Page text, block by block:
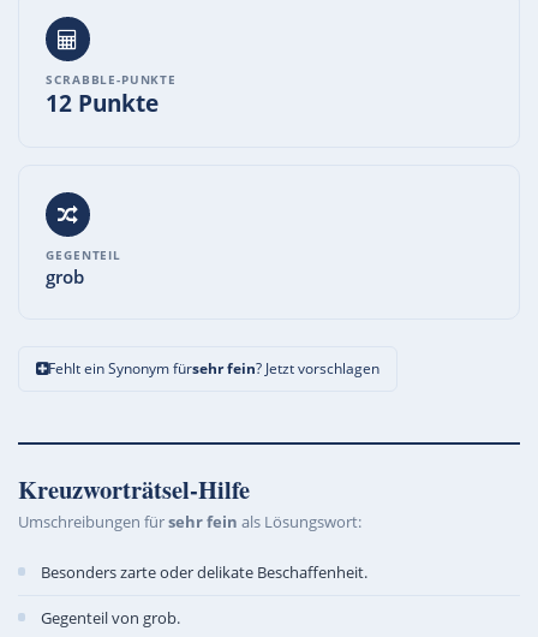
SCRABBLE-PUNKTE
12 Punkte
GEGENTEIL
grob
Fehlt ein Synonym fürsehr fein? Jetzt vorschlagen
Kreuzworträtsel-Hilfe
Umschreibungen fürsehr fein als Lösungswort:
Besonders zarte oder delikate Beschaffenheit.
Gegenteil von grob.